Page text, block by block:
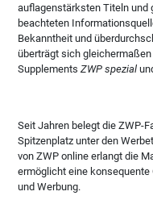
auflagenstärksten Titeln und
beachteten
Bekanntheit und
überträgt sich
SupplementsZWP spezial
Seit Jahren belegt die ZWP-
Spitzenplatz unter den
von ZWP online erlangt die
ermöglicht eine konsequente
und Werbung.